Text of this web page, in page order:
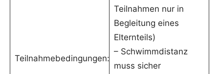
Teilnahmebedingungen:
Teilnahmen nur in
Begleitung eines
Elternteils)
– Schwimmdistanz
muss sicher